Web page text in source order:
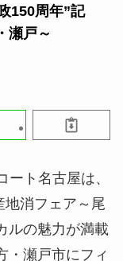
150周年”記
瀬戸～
ト名古屋は、
消フェア～尾
ルの魅力が満載
・瀬戸市にフィ